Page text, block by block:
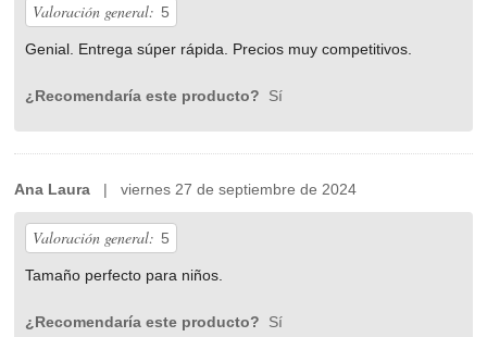
Valoración general: 5
Genial. Entrega súper rápida. Precios muy competitivos.
¿Recomendaría este producto? Sí
Ana Laura | viernes 27 de septiembre de 2024
Valoración general: 5
Tamaño perfecto para niños.
¿Recomendaría este producto? Sí